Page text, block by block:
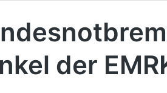
der